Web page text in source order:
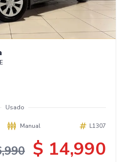
Usado
Manual L1307
$ 14,990